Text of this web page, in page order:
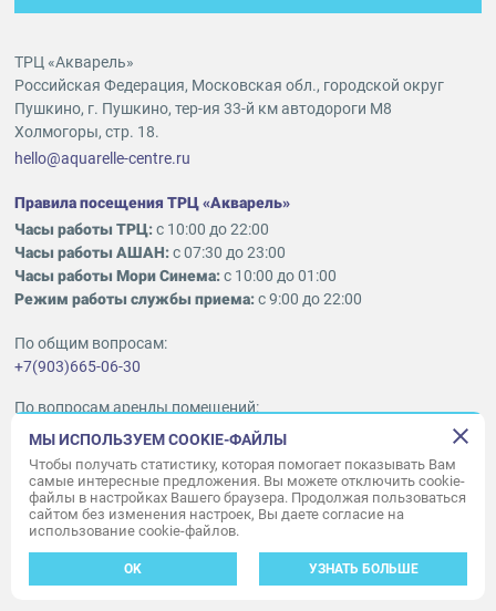
ТРЦ «Акварель»
Российская Федерация, Московская обл., городской округ
Пушкино, г. Пушкино, тер-ия 33-й км автодороги М8
Холмогоры, стр. 18.
hello@aquarelle-centre.ru
Правила посещения ТРЦ «Акварель»
Часы работы ТРЦ:с 10:00 до 22:00
Часы работы АШАН:с 07:30 до 23:00
Часы работы Мори Синема:с 10:00 до 01:00
Режим работы службы приема:с 9:00 до 22:00
По общим вопросам:
+7(903)665-06-30
По вопросам аренды помещений:
ukleykina@nhood.com
+7(903)665-98-78
© ООО «Акварель» 2010–2026.
Все права защищены
Создание сайта —
МЫ ИСПОЛЬЗУЕМ COOKIE-ФАЙЛЫ
Чтобы получать статистику, которая помогает показывать Вам
самые интересные предложения. Вы можете отключить cookie-
файлы в настройках Вашего браузера. Продолжая пользоваться
сайтом без изменения настроек, Вы даете согласие на
использование cookie-файлов.
OK УЗНАТЬ БОЛЬШЕ